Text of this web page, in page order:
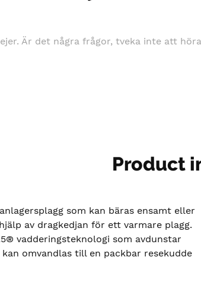
Är det några frågor, tveka inte att höra
Product
som kan bäras ensamt eller
av dragkedjan för ett varmare plagg.
vadderingsteknologi som avdunstar
omvandlas till en packbar resekudde